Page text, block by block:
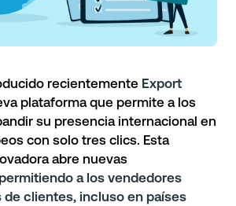
recientemente Export
plataforma que permite a los
su presencia internacional en
con solo tres clics. Esta
abre nuevas
permitiendo a los vendedores
de clientes, incluso en países